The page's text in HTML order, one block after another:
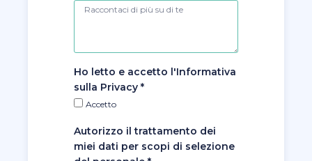
Ho letto e accetto l'Informativa
sulla Privacy *
Accetto
Autorizzo il trattamento dei
miei dati per scopi di selezione